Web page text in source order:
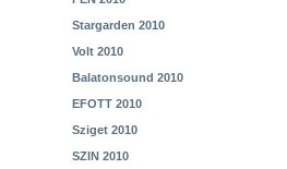
Stargarden 2010
Volt 2010
Balatonsound 2010
EFOTT 2010
Sziget 2010
SZIN 2010